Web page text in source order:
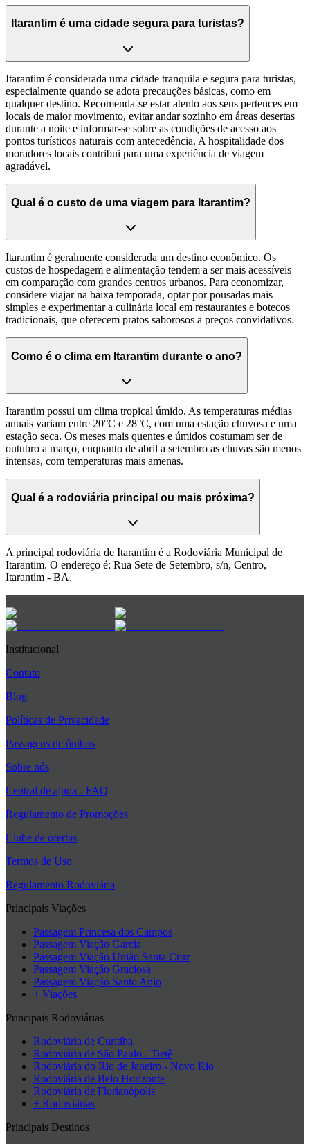
Itarantim é uma cidade segura para turistas?
Itarantim é considerada uma cidade tranquila e segura para turistas,
especialmente quando se adota precauções básicas, como em
qualquer destino. Recomenda-se estar atento aos seus pertences em
locais de maior movimento, evitar andar sozinho em áreas desertas
durante a noite e informar-se sobre as condições de acesso aos
pontos turísticos naturais com antecedência. A hospitalidade dos
moradores locais contribui para uma experiência de viagem
agradável.
Qual é o custo de uma viagem para Itarantim?
Itarantim é geralmente considerada um destino econômico. Os
custos de hospedagem e alimentação tendem a ser mais acessíveis
em comparação com grandes centros urbanos. Para economizar,
considere viajar na baixa temporada, optar por pousadas mais
simples e experimentar a culinária local em restaurantes e botecos
tradicionais, que oferecem pratos saborosos a preços convidativos.
Como é o clima em Itarantim durante o ano?
Itarantim possui um clima tropical úmido. As temperaturas médias
anuais variam entre 20°C e 28°C, com uma estação chuvosa e uma
estação seca. Os meses mais quentes e úmidos costumam ser de
outubro a março, enquanto de abril a setembro as chuvas são menos
intensas, com temperaturas mais amenas.
Qual é a rodoviária principal ou mais próxima?
A principal rodoviária de Itarantim é a Rodoviária Municipal de
Itarantim. O endereço é: Rua Sete de Setembro, s/n, Centro,
Itarantim - BA.
Institucional
Contato
Blog
Políticas de Privacidade
Passagens de ônibus
Sobre nós
Central de ajuda - FAQ
Regulamento de Promoções
Clube de ofertas
Termos de Uso
Regulamento Rodoviária
Principais Viações
Passagem Princesa dos Campos
Passagem Viação Garcia
Passagem Viação União Santa Cruz
Passagem Viação Graciosa
Passagem Viação Santo Anjo
+ Viações
Principais Rodoviárias
Rodoviária de Curitiba
Rodoviária de São Paulo - Tietê
Rodoviária do Rio de Janeiro - Novo Rio
Rodoviária de Belo Horizonte
Rodoviária de Florianópolis
+ Rodoviárias
Principais Destinos